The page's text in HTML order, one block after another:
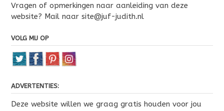
Vragen of opmerkingen naar aanleiding van deze
website? Mail naar site@juf-judith.nl
VOLG MIJ OP
ADVERTENTIES:
Deze website willen we graag gratis houden voor jou